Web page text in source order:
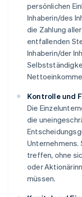
persönlichen
Inhaberin/des
die Zahlung
entfallenden
Inhaberin/der
Kontrolle und
Die
die
Unternehmens.
treffen, ohne
oder
müssen.